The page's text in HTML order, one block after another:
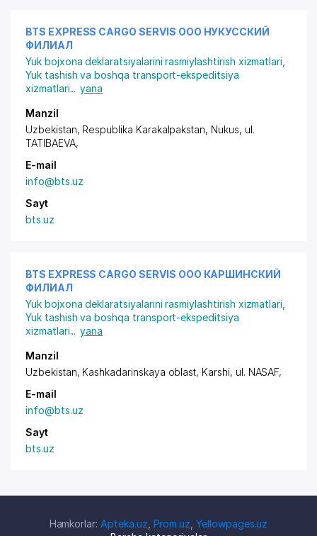
BTS EXPRESS CARGO SERVIS ООО НУКУССКИЙ
ФИЛИАЛ
Yuk bojxona deklaratsiyalarini rasmiylashtirish xizmatlari
Yuk tashish va boshqa transport-ekspeditsiya
xizmatlari... yana
Manzil
Uzbekistan, Respublika Karakalpakstan, Nukus, ul.
TATIBAEVA,
E-mail
info@bts.uz
Sayt
bts.uz
BTS EXPRESS CARGO SERVIS ООО КАРШИНСКИЙ
ФИЛИАЛ
Yuk bojxona deklaratsiyalarini rasmiylashtirish xizmatlari
Yuk tashish va boshqa transport-ekspeditsiya
xizmatlari... yana
Manzil
Uzbekistan, Kashkadarinskaya oblast, Karshi, ul. NASAF,
E-mail
info@bts.uz
Sayt
bts.uz
Hamkorlar: Apteka.uz Prom.uz ,Yellowpages.uz